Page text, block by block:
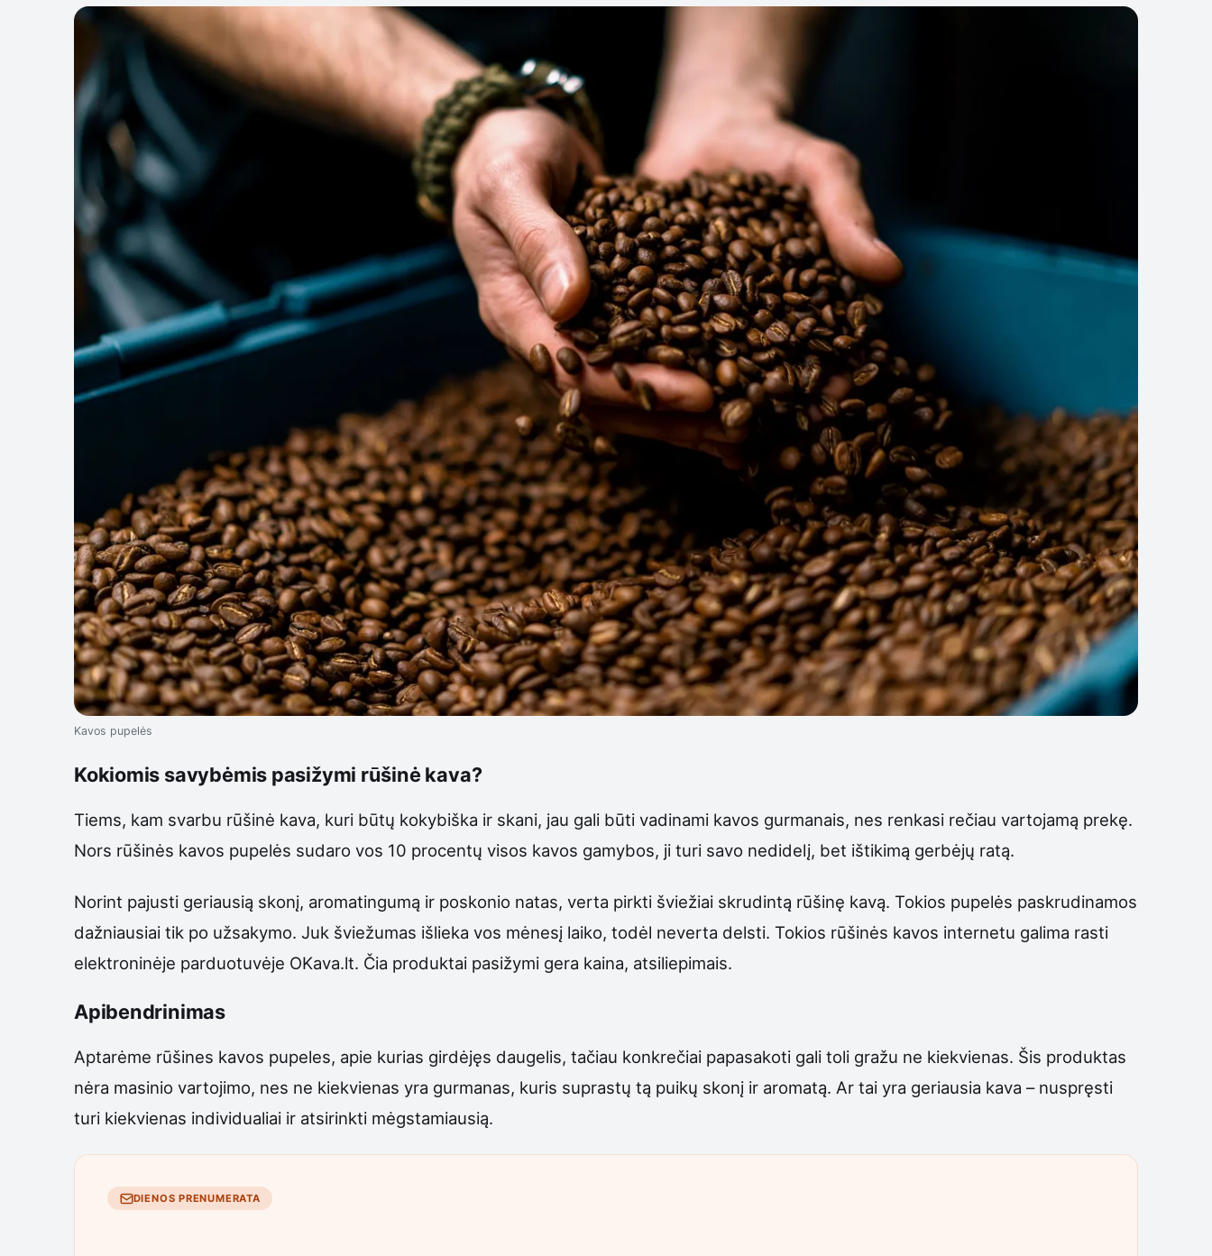
Kavos pupelės
Kokiomis savybėmis pasižymi rūšinė kava?
Tiems, kam svarbu rūšinė kava, kuri būtų kokybiška ir skani, jau gali būti vadinami kavos gurmanais, nes renkasi rečiau vartojamą prekę.
Nors rūšinės kavos pupelės sudaro vos 10 procentų visos kavos gamybos, ji turi savo nedidelį, bet ištikimą gerbėjų ratą.
Norint pajusti geriausią skonį, aromatingumą ir poskonio natas, verta pirkti šviežiai skrudintą rūšinę kavą. Tokios pupelės paskrudinamos
dažniausiai tik po užsakymo. Juk šviežumas išlieka vos mėnesį laiko, todėl neverta delsti. Tokios rūšinės kavos internetu galima rasti
elektroninėje parduotuvėje OKava.lt. Čia produktai pasižymi gera kaina, atsiliepimais.
Apibendrinimas
Aptarėme rūšines kavos pupeles, apie kurias girdėjęs daugelis, tačiau konkrečiai papasakoti gali toli gražu ne kiekvienas. Šis produktas
nėra masinio vartojimo, nes ne kiekvienas yra gurmanas, kuris suprastų tą puikų skonį ir aromatą. Ar tai yra geriausia kava – nuspręsti
turi kiekvienas individualiai ir atsirinkti mėgstamiausią.
DIENOS PRENUMERATA